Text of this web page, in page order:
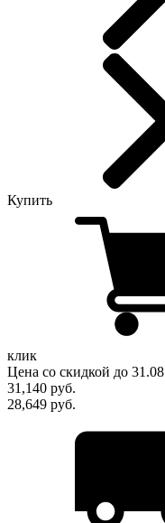
Купить
клик
Цена со скидкой до 31.08
31,140 руб.
28,649 руб.